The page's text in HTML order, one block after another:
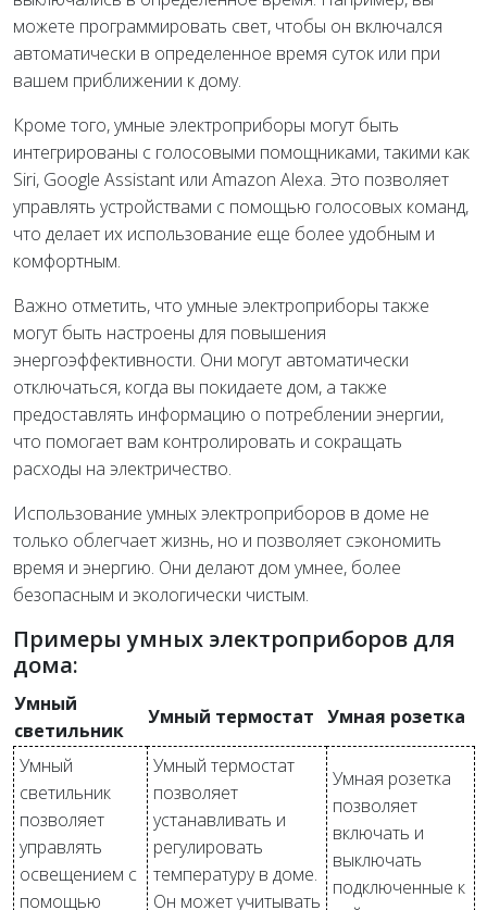
можете программировать свет, чтобы он включался
автоматически в определенное время суток или при
вашем приближении к дому.
Кроме того, умные электроприборы могут быть
интегрированы с голосовыми помощниками, такими как
Siri, Google Assistant или Amazon Alexa. Это позволяет
управлять устройствами с помощью голосовых команд,
что делает их использование еще более удобным и
комфортным.
Важно отметить, что умные электроприборы также
могут быть настроены для повышения
энергоэффективности. Они могут автоматически
отключаться, когда вы покидаете дом, а также
предоставлять информацию о потреблении энергии,
что помогает вам контролировать и сокращать
расходы на электричество.
Использование умных электроприборов в доме не
только облегчает жизнь, но и позволяет сэкономить
время и энергию. Они делают дом умнее, более
безопасным и экологически чистым.
Примеры умных электроприборов для
дома:
Умный
светильник
Умный термостат Умная розетка
Умный
светильник
позволяет
управлять
освещением с
помощью
Умный термостат
позволяет
устанавливать и
регулировать
температуру в доме.
Он может учитывать
Умная розетка
позволяет
включать и
выключать
подключенные к